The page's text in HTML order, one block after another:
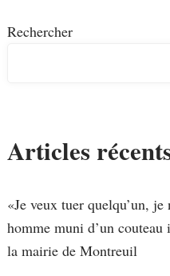
Rechercher
Articles
«Je veux tuer quelqu’un,
homme muni d’un couteau
la mairie de Montreuil